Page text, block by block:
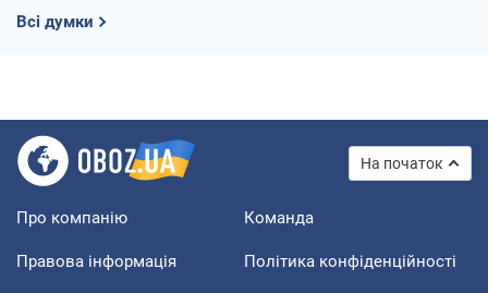
Всі думки
На початок
Про компанію Команда
Правова інформація Політика конфіденційності